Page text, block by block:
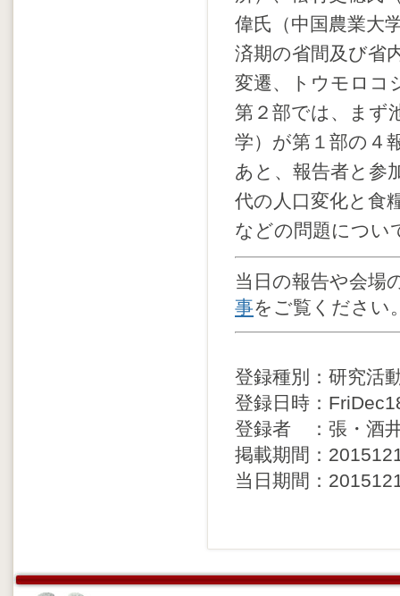
偉氏（中国農業大
済期の省間及び省
変遷、トウモロコ
第２部では、まず
学）が第１部の４
あと、報告者と参
代の人口変化と食
などの問題につい
当日の報告や会場
事をご覧ください
登録種別：研究活
登録日時：
登録者 ：張・酒
掲載期間：
当日期間：